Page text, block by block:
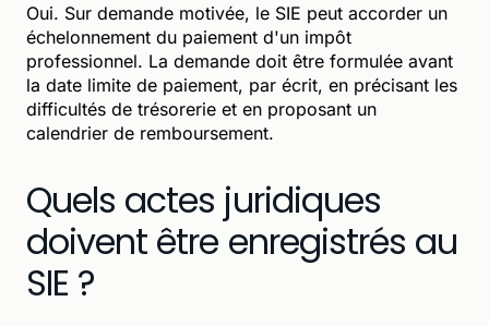
Oui. Sur demande motivée, le SIE peut accorder un
échelonnement du paiement d'un impôt
professionnel. La demande doit être formulée avant
la date limite de paiement, par écrit, en précisant les
difficultés de trésorerie et en proposant un
calendrier de remboursement.
Quels actes juridiques
doivent être enregistrés au
SIE ?